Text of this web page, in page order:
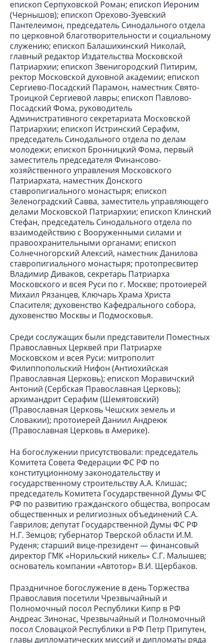
епископ Серпуховской Роман; епископ Иероним
(Чернышов); епископ Орехово-Зуевский
Пантелеимон, председатель Синодального отдела
по церковной благотворительности и социальному
служению; епископ Балашихинский Николай,
главный редактор Издательства Московской
Патриархии; епископ Звенигородский Питирим,
ректор Московской духовной академии; епископ
Сергиево-Посадский Парамон, наместник Свято-
Троицкой Сергиевой лавры; епископ Павлово-
Посадский Фома, руководитель
Административного секретариата Московской
Патриархии; епископ Истринский Серафим,
председатель Синодального отдела по делам
молодежи; епископ Бронницкий Фома, первый
заместитель председателя Финансово-
хозяйственного управления Московского
Патриархата, наместник Донского
ставропигиального монастыря; епископ
Зеленоградский Савва, заместитель управляющего
делами Московской Патриархии; епископ Клинский
Стефан, председатель Синодального отдела по
взаимодействию с Вооруженными силами и
правоохранительными органами; епископ
Солнечногорский Алексий, наместник Данилова
ставропигиального монастыря; протопресвитер
Владимир Диваков, секретарь Патриарха
Московского и всея Руси по г. Москве; протоиерей
Михаил Рязанцев, Ключарь Храма Христа
Спасителя; духовенство Кафедрального собора,
духовенство Москвы и Подмосковья.
Среди сослужащих были представители Поместных
Православных Церквей при Патриархе
Московском и всея Руси: митрополит
Филиппопольский Нифон (Антиохийская
Православная Церковь); епископ Моравичский
Антоний (Сербская Православная Церковь);
архимандрит Серафим (Шемятовский)
(Православная Церковь Чешских земель и
Словакии); протоиерей Даниил Андреюк
(Православная Церковь в Америке).
На богослужении присутствовали: председатель
Комитета Совета Федерации ФС РФ по
конституционному законодательству и
государственному строительству А.А. Клишас;
председатель Комитета Государственной Думы ФС
РФ по развитию гражданского общества, вопросам
общественных и религиозных объединений С.А.
Гаврилов; депутат Государственной Думы ФС РФ
Н.Г. Земцов; губернатор Тверской области И.М.
Руденя; старший вице-президент — финансовый
директор ГМК «Норильский никель» С.Г. Малышев;
основатель компании «Автотор» В.И. Щербаков.
Праздничное богослужение в день Торжества
Православия посетили Чрезвычайный и
Полномочный посол Республики Кипр в РФ
Андреас Зинонас, Чрезвычайный и Полномочный
посол Словацкой Республики в РФ Петр Припутен,
главы дипломатических миссий и дипломаты ряда